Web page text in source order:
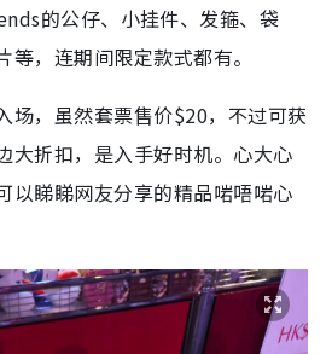
的公仔、小挂件、发箍、袋
，连期间限定款式都有。
场，虽然套票售价$20，不过可获
大折扣，是入手好时机。心大心
以睇睇网友分享的精品啱唔啱心